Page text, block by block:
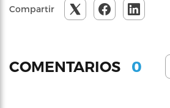
Compartir
COMENTARIOS 0